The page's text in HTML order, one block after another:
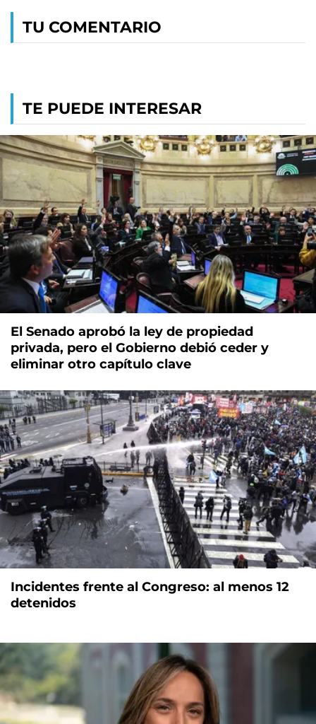
TU COMENTARIO
TE PUEDE INTERESAR
El Senado aprobó la ley de propiedad
privada, pero el Gobierno debió ceder y
eliminar otro capítulo clave
Incidentes frente al Congreso: al menos 12
detenidos